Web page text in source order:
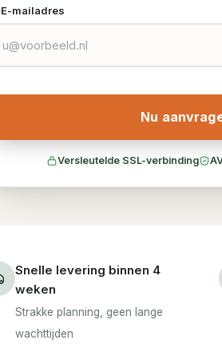
E-mailadres
Nu
Versleutelde SSL-verbinding
Snelle levering binnen 4
weken
Strakke planning, geen lange
wachttijden